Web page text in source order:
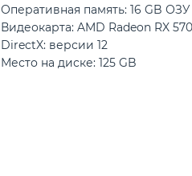
Оперативная память: 16 GB ОЗУ
Видеокарта: AMD Radeon RX
DirectX: версии 12
Место на диске: 125 GB